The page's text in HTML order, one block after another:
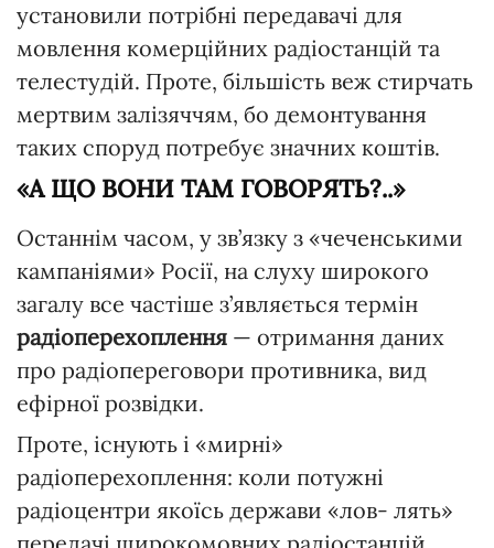
установили потрібні передавачі для
мовлення комерційних радіостанцій та
телестудій. Проте, більшість веж стирчать
мертвим залізяччям, бо демонтування
таких споруд потребує значних коштів.
«А ЩО ВОНИ ТАМ ГОВОРЯТЬ?..»
Останнім часом, у зв’язку з «чеченськими
кампаніями» Росії, на слуху широкого
загалу все частіше з’являється термін
радіоперехоплення — отримання даних
про радіопереговори противника, вид
ефірної розвідки.
Проте, існують і «мирні»
радіоперехоплення: коли потужні
радіоцентри якоїсь держави «лов- лять»